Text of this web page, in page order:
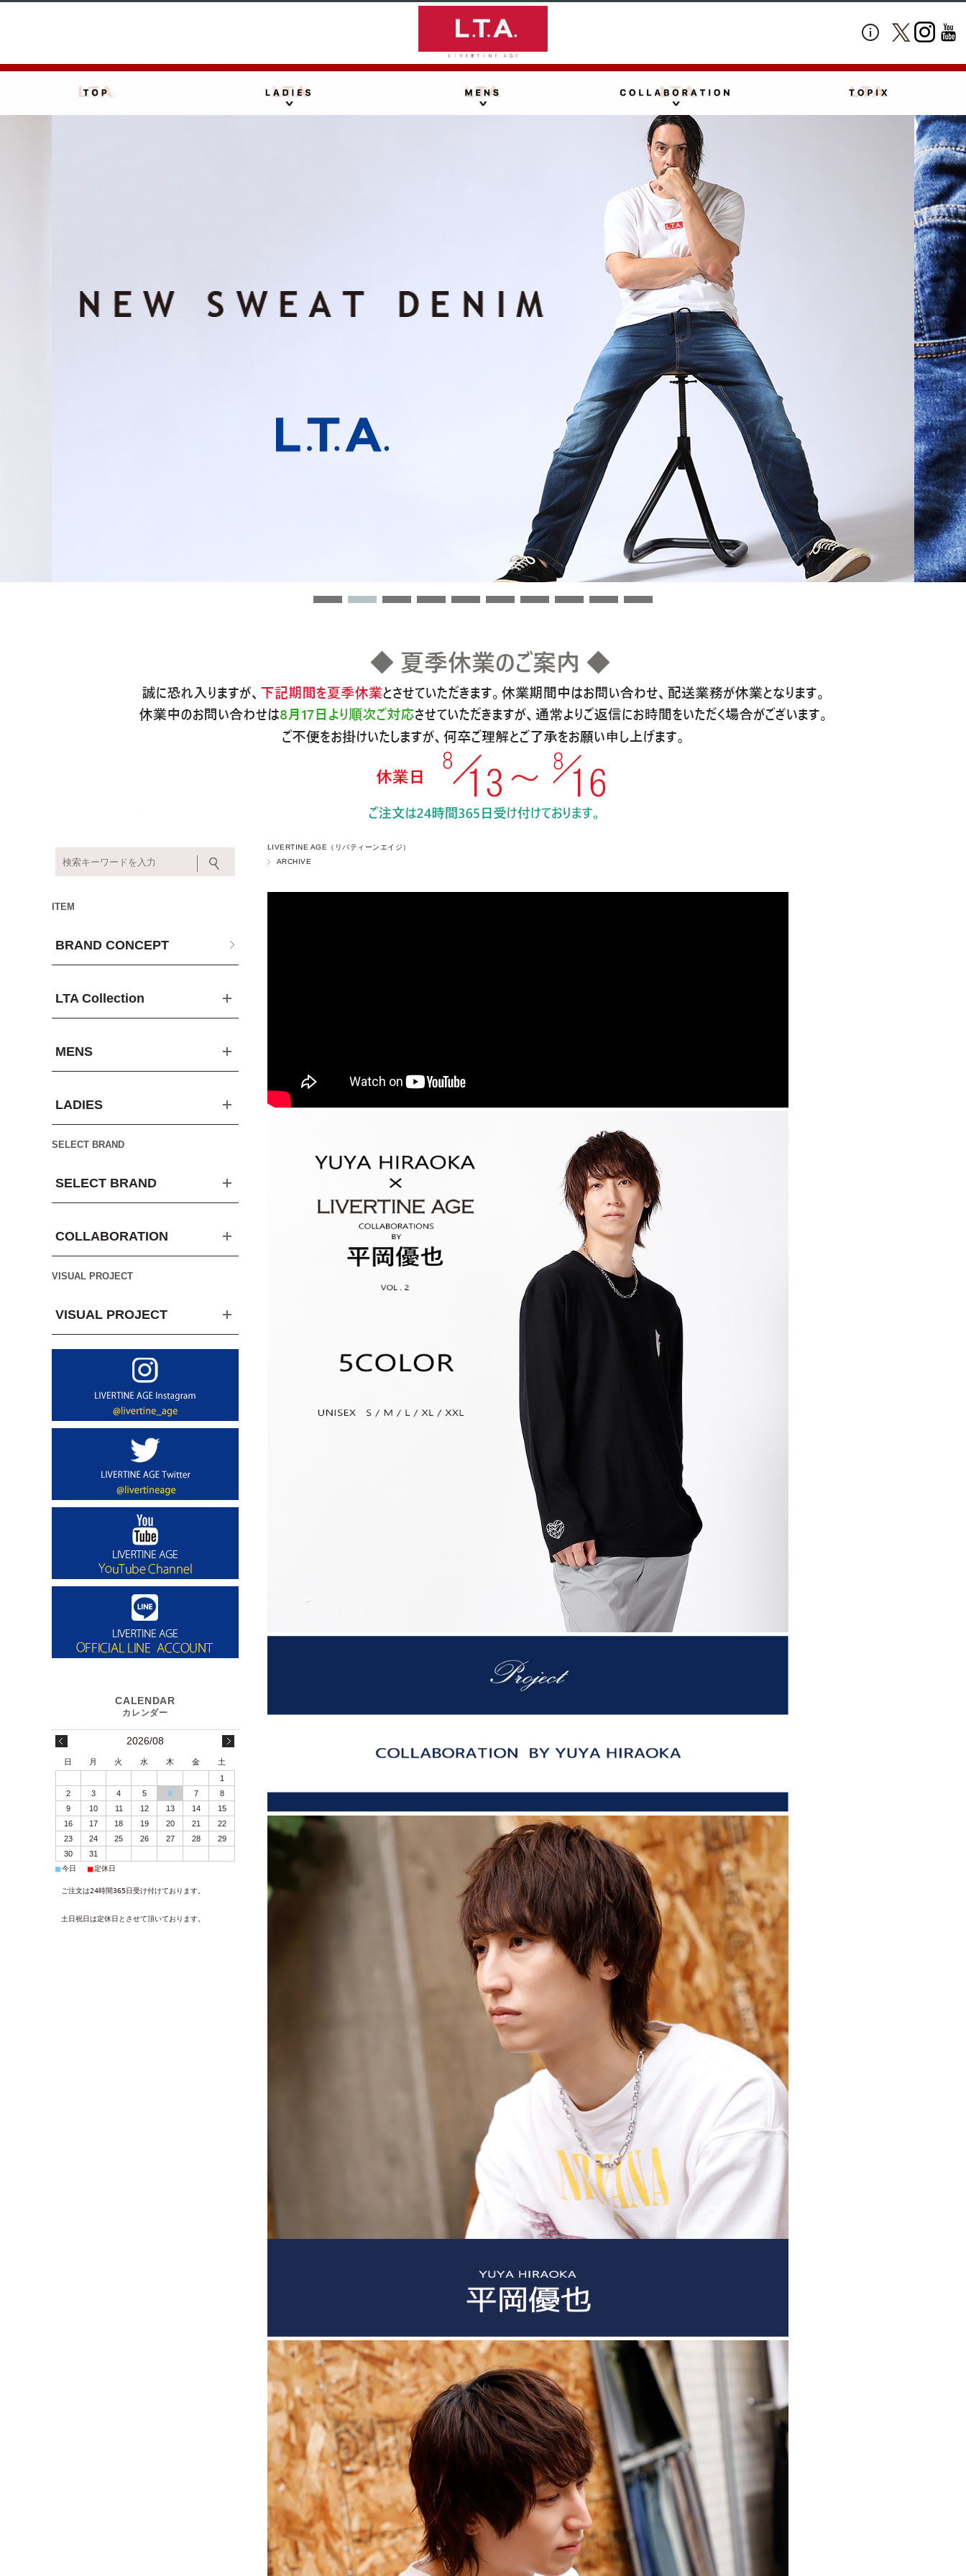
LIVERTINE AGE（リバティーンエイジ）
ARCHIVE
ITEM
BRAND CONCEPT
LTA Collection
MENS
LADIES
SELECT BRAND
SELECT BRAND
COLLABORATION
VISUAL PROJECT
VISUAL PROJECT
2026/08
日 月 火 水 木 金
土
1
2
3 4 5 6 7
8
9
10 11 12 13 14
15
16
17 18 19 20 21
22
23
24 25 26 27 28
29
30
31
■今日 ■定休日
ご注文は24時間365日受け付けております。
土日祝日は定休日とさせて頂いております。